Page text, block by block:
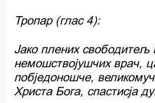
Тропар (глас 4):
Јако плених
немошствојушчих врач,
побједоношче,
Христа Бога, спастисја